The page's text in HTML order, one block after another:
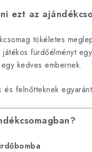
ezt az
tökéletes
fürdőélményt
kedves embernek.
és felnőtteknek